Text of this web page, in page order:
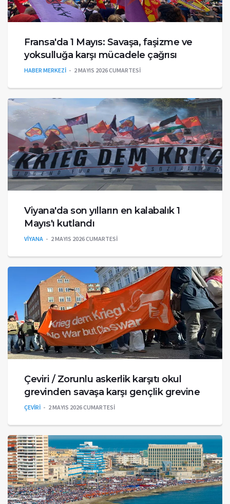
Fransa'da 1 Mayıs: Savaşa, faşizme ve
yoksulluğa karşı mücadele çağrısı
HABER MERKEZİ 2 MAYIS 2026 CUMARTESI
Viyana'da son yılların en kalabalık 1
Mayıs'ı kutlandı
VİYANA 2 MAYIS 2026 CUMARTESI
Çeviri / Zorunlu askerlik karşıtı okul
grevinden savaşa karşı gençlik grevine
ÇEVİRİ 2 MAYIS 2026 CUMARTESI